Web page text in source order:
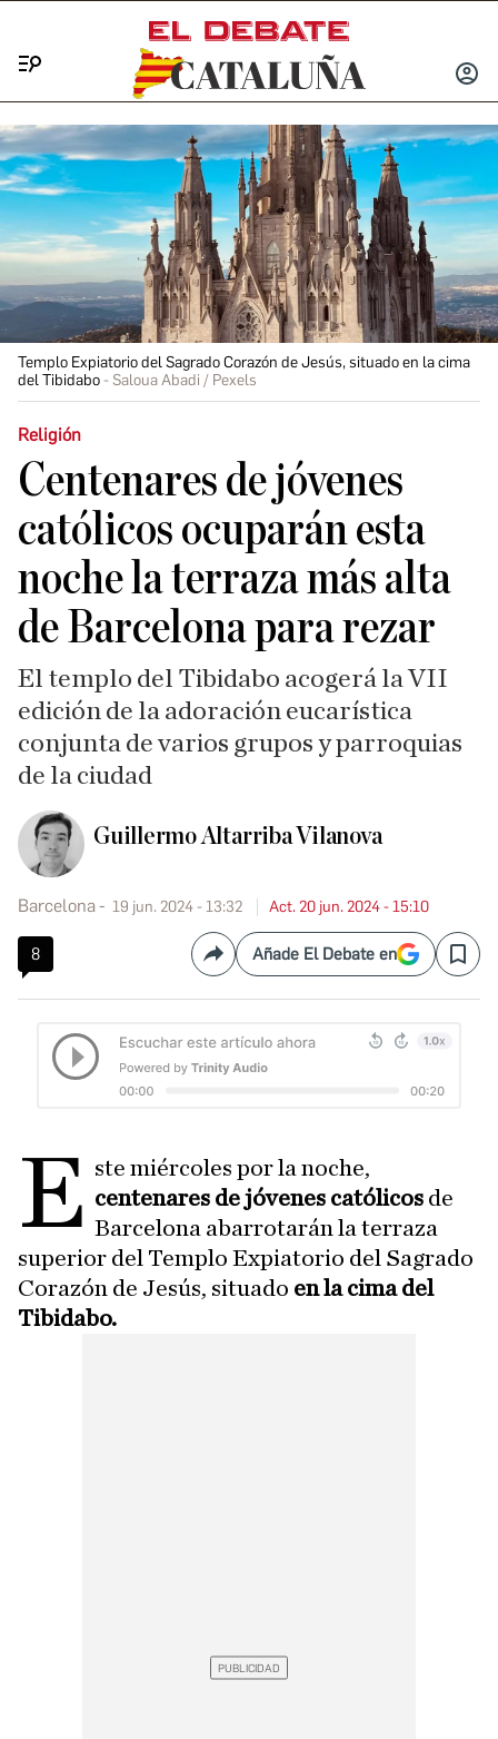
INICIAR
Templo Expiatorio del Sagrado Corazón de Jesús, situado en la cima
del Tibidabo
Saloua Abadi / Pexels
Religión
Centenares de jóvenes
católicos ocuparán esta
noche la terraza más alta
de Barcelona para rezar
El templo del Tibidabo acogerá la VII
edición de la adoración eucarística
conjunta de varios grupos y parroquias
de la ciudad
Guillermo Altarriba Vilanova
Barcelona 19 jun. 2024 - 13:32 Act. 20 jun. 2024 - 15:10
8 CompartirAñade El Debate en Save
E ste miércoles por la noche,
centenares de jóvenes católicos de
Barcelona abarrotarán la terraza
superior del Templo Expiatorio del Sagrado
Corazón de Jesús, situado en la cima del
Tibidabo.